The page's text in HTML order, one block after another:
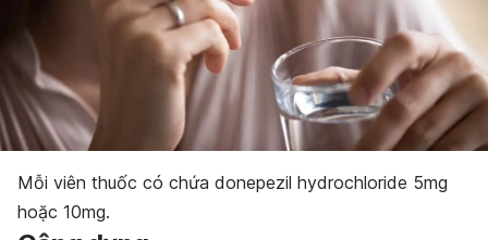
Mỗi viên thuốc có chứa donepezil hydrochloride 5mg
hoặc 10mg.